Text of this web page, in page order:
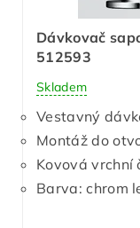
Dávkovač
512593
Skladem
Vestavný
Montáž do
Kovová vrchní
Barva: chrom